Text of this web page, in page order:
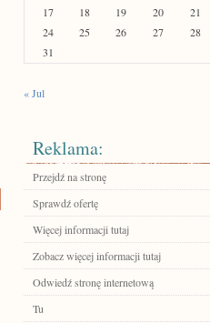
17
18 19 20 21
24
25 26 27 28
31
« Jul
Reklama:
Przejdź na stronę
Sprawdź ofertę
Więcej informacji tutaj
Zobacz więcej informacji tutaj
Odwiedź stronę internetową
Tu